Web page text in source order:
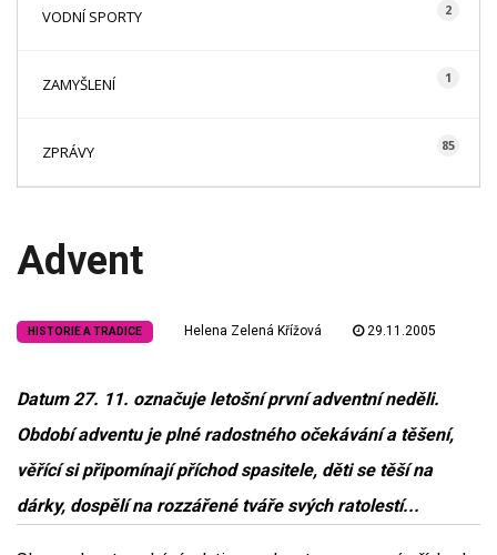
VODNÍ SPORTY 2
ZAMYŠLENÍ 1
ZPRÁVY 85
Advent
HISTORIE A TRADICE Helena Zelená Křížová 29.11.2005
Datum 27. 11. označuje letošní první adventní neděli.
Období adventu je plné radostného očekávání a těšení,
věřící si připomínají příchod spasitele, děti se těší na
dárky, dospělí na rozzářené tváře svých ratolestí...